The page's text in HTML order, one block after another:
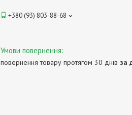
+380 (93) 803-88-68
повернення товару протягом 30 днів за